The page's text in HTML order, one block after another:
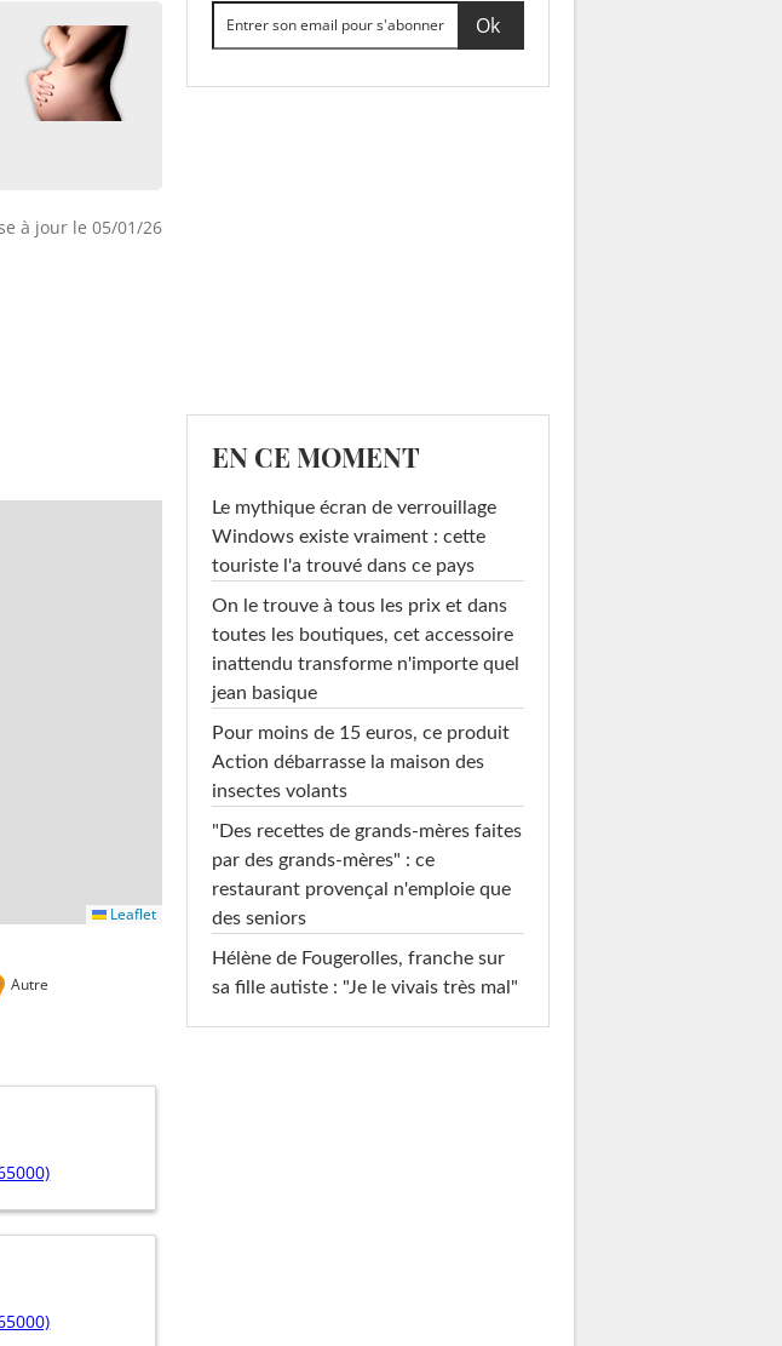
à jour le 05/01/26
Leaflet
Autre
EN CE MOMENT
Le mythique écran de verrouillage
Windows existe vraiment : cette
touriste l'a trouvé dans ce pays
On le trouve à tous les prix et dans
toutes les boutiques, cet accessoire
inattendu transforme n'importe quel
jean basique
Pour moins de 15 euros, ce produit
Action débarrasse la maison des
insectes volants
"Des recettes de grands-mères faites
par des grands-mères" : ce
restaurant provençal n'emploie que
des seniors
Hélène de Fougerolles, franche sur
sa fille autiste : "Je le vivais très mal"